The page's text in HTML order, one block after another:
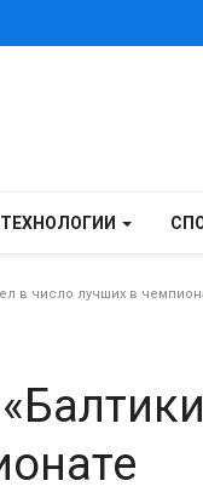
ТЕХНОЛОГИИ
в число лучших в